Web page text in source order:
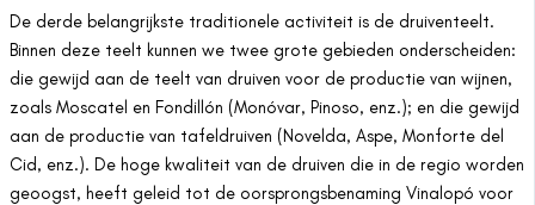
De derde belangrijkste traditionele activiteit is de druiventeelt.
Binnen deze teelt kunnen we twee grote gebieden onderscheiden:
die gewijd aan de teelt van druiven voor de productie van wijnen,
zoals Moscatel en Fondillón (Monóvar, Pinoso, enz.); en die gewijd
aan de productie van tafeldruiven (Novelda, Aspe, Monforte del
Cid, enz.). De hoge kwaliteit van de druiven die in de regio worden
geoogst, heeft geleid tot de oorsprongsbenaming Vinalopó voor